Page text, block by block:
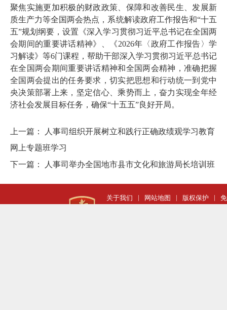
聚焦实施更加积极的财政政策、保障和改善民生、发展新
质生产力等全国两会热点，系统解读政府工作报告和“十五
五”规划纲要，设置《深入学习贯彻习近平总书记在全国两
会期间的重要讲话精神》、《2026年〈政府工作报告〉学
习解读》等6门课程，帮助干部深入学习贯彻习近平总书记
在全国两会期间重要讲话精神和全国两会精神，准确把握
全国两会提出的任务要求，切实把思想和行动统一到党中
央决策部署上来，坚定信心、乘势而上，奋力实现全年经
济社会发展目标任务，确保“十五五”良好开局。
上一篇：
人事司组织开展树立和践行正确政绩观学习教育
网上专题班学习
下一篇：
人事司举办全国地市县市文化和旅游局长培训班